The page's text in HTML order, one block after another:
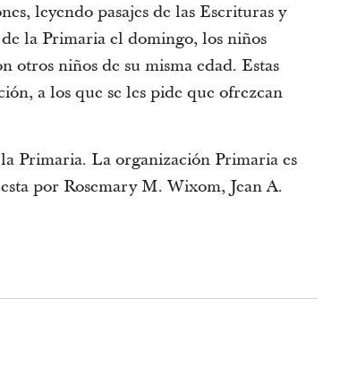
leyendo pasajes de las Escrituras y
la Primaria el domingo, los niños
otros niños de su misma edad. Estas
a los que se les pide que ofrezcan
Primaria. La organización Primaria es
por Rosemary M. Wixom, Jean A.